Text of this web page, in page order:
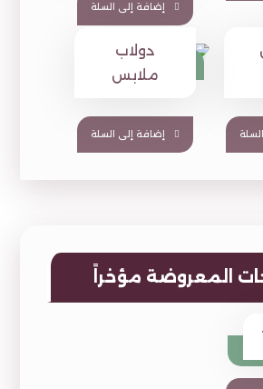
إضافة إلى السلة
دولاب
ملابس
إضافة إلى السلة
المعروضة مؤخراً